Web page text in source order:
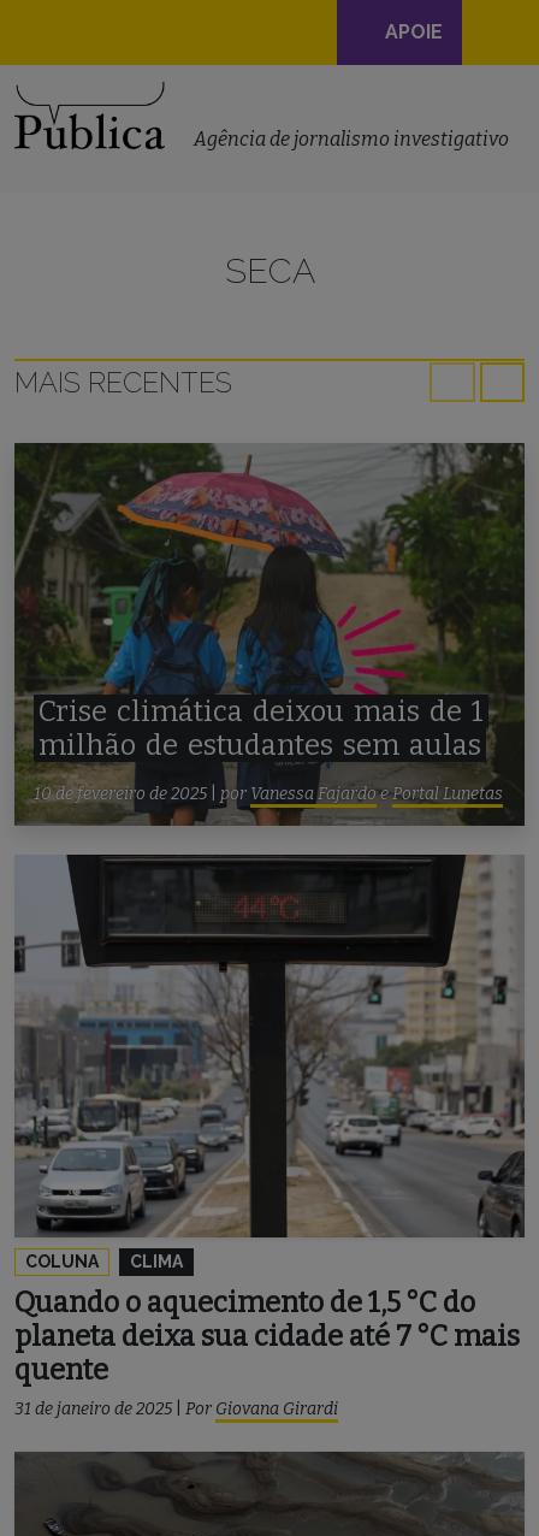
Navegação
principal
APOIE
Agência de jornalismo investigativo
SECA
MAIS RECENTES
Crise climática deixou mais de 1
milhão de estudantes sem aulas
10 de fevereiro de 2025 por Vanessa FajardoePortal Lunetas
COLUNA CLIMA
Quando o aquecimento de 1,5 °C do
planeta deixa sua cidade até 7 °C mais
quente
31 de janeiro de 2025 Por Giovana Girardi